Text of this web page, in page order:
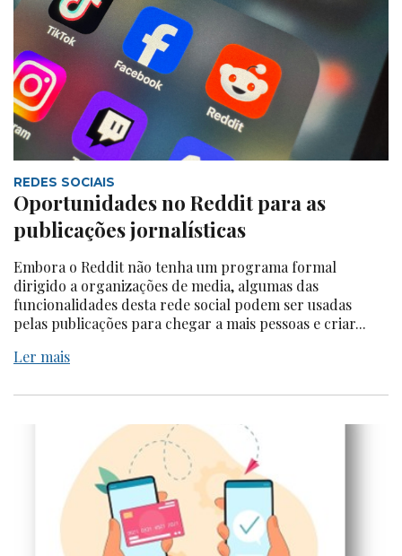
REDES SOCIAIS
Oportunidades no Reddit para as
publicações jornalísticas
Embora o Reddit não tenha um programa formal
dirigido a organizações de media, algumas das
funcionalidades desta rede social podem ser usadas
pelas publicações para chegar a mais pessoas e criar...
Ler mais